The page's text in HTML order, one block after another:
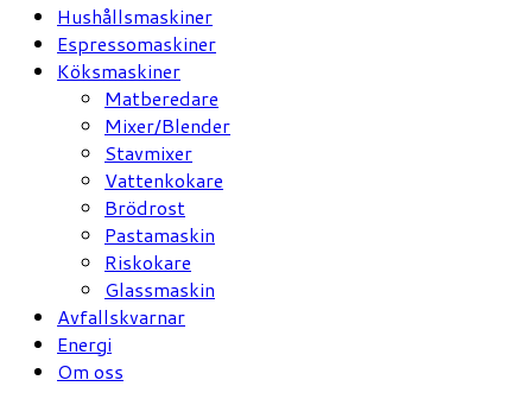
Hushållsmaskiner
Espressomaskiner
Köksmaskiner
Matberedare
Mixer/Blender
Stavmixer
Vattenkokare
Brödrost
Pastamaskin
Riskokare
Glassmaskin
Avfallskvarnar
Energi
Om oss